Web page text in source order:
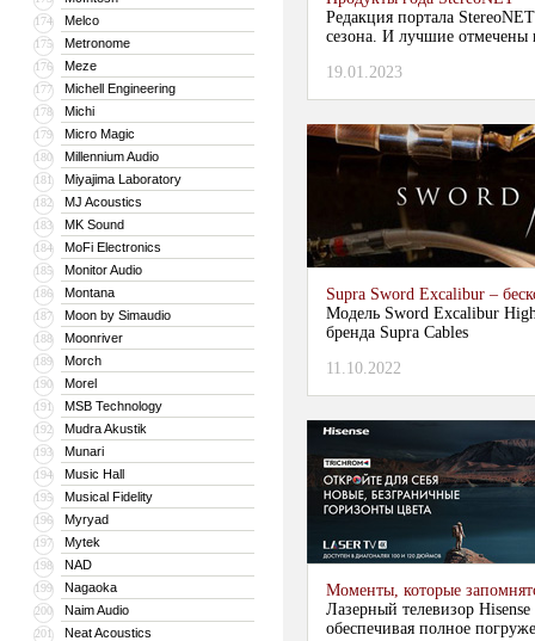
174 Melco
175 Metronome
176 Meze
177 Michell Engineering
178 Michi
179 Micro Magic
180 Millennium Audio
181 Miyajima Laboratory
182 MJ Acoustics
183 MK Sound
184 MoFi Electronics
185 Monitor Audio
186 Montana
187 Moon by Simaudio
188 Moonriver
189 Morch
190 Morel
191 MSB Technology
192 Mudra Akustik
193 Munari
194 Music Hall
195 Musical Fidelity
196 Myryad
197 Mytek
198 NAD
199 Nagaoka
200 Naim Audio
201 Neat Acoustics
Редакция портала
сезона. И лучшие отмечены
19.01.2023
Supra Sword Excalibur –
Модель Sword Excalibur High
бренда Supra Cables
11.10.2022
Моменты, которые
Лазерный телевизор
обеспечивая полное